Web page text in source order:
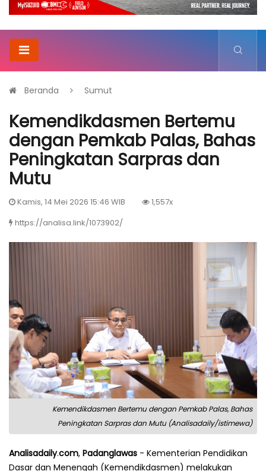
Beranda Sumut
Kemendikdasmen Bertemu
dengan Pemkab Palas, Bahas
Peningkatan Sarpras dan
Mutu
Kamis, 14 Mei 2026 15:46 WIB
1,557x
https://analisa.link/1073902/
Kemendikdasmen Bertemu dengan Pemkab Palas, Bahas
Peningkatan Sarpras dan Mutu (Analisadaily/istimewa)
Analisadaily.com, Padanglawas - Kementerian Pendidikan
Dasar dan Menengah (Kemendikdasmen) melakukan